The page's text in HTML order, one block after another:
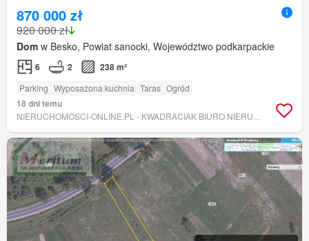
870 000 zł
920 000 zł
Dom w Besko, Powiat sanocki, Województwo podkarpackie
6 2 238 m²
Parking Wyposażona kuchnia Taras Ogród
18 dni temu